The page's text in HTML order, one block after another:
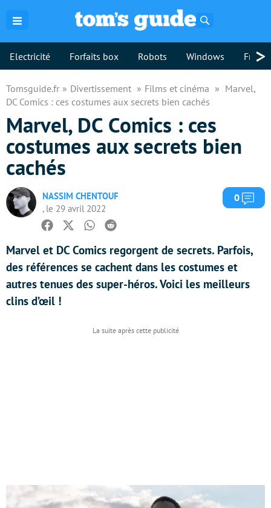
Electricité Forfaits box Robots Windows >
Tomsguide.fr Divertissement Films et cinéma
Marvel,
DC Comics : ces costumes aux secrets bien cachés
Marvel, DC Comics : ces
costumes aux secrets bien
cachés
NASSIM CHENTOUF
, le 29 avril 2022
0
Facebook
TwitterWhatsapp
Reddit
Marvel et DC Comics regorgent de secrets. Parfois,
des références se cachent dans les costumes et
autres tenues des super-héros. Voici les meilleurs
clins d’œil !